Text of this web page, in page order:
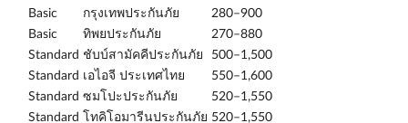
Basic
กรุงเทพประกันภัย
280–900
Basic
ทิพยประกันภัย
270–880
Standard ชับบ์สามัคคีประกันภัย
500–1,500
Standard เอไอจี ประเทศไทย
550–1,600
Standard ซมโปะประกันภัย
520–1,550
Standard โทคิโอมารีนประกันภัย 520–1,550